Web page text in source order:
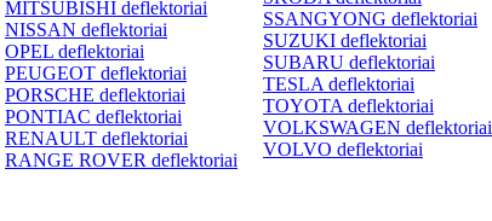
MITSUBISHI deflektoriai
NISSAN deflektoriai
OPEL deflektoriai
PEUGEOT deflektoriai
PORSCHE deflektoriai
PONTIAC deflektoriai
RENAULT deflektoriai
RANGE ROVER deflektoriai
SSANGYONG deflektoriai
SUZUKI deflektoriai
SUBARU deflektoriai
TESLA deflektoriai
TOYOTA deflektoriai
VOLKSWAGEN deflektoriai
VOLVO deflektoriai